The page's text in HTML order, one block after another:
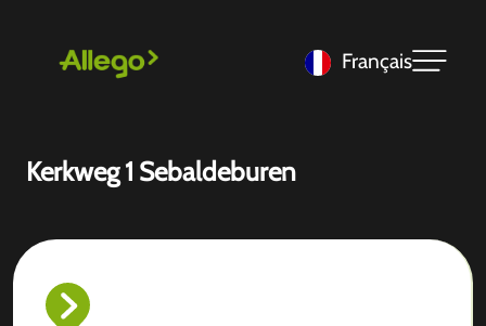
Français
Kerkweg 1 Sebaldeburen